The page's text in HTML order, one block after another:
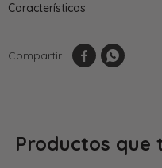
Características
 
Productos que